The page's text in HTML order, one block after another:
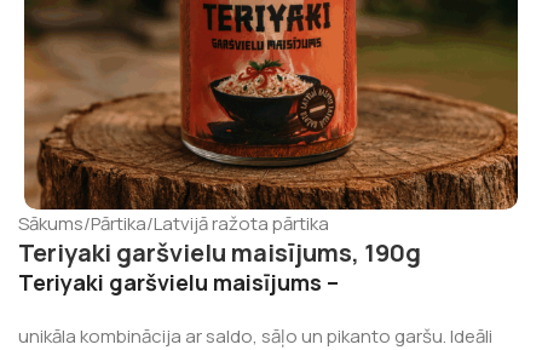
Sākums/Pārtika/Latvijā ražota pārtika
Teriyaki garšvielu maisījums, 190g
Teriyaki garšvielu maisījums –
unikāla kombinācija ar saldo, sāļo un pikanto garšu. Ideāli